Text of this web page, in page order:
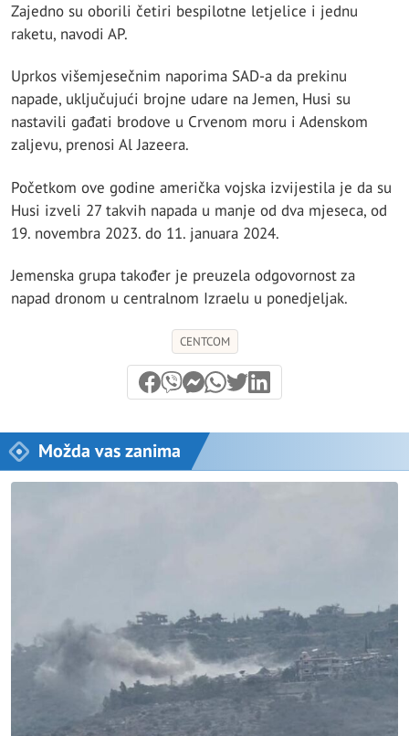
Zajedno su oborili četiri bespilotne letjelice i jednu
raketu, navodi AP.
Uprkos višemjesečnim naporima SAD-a da prekinu
napade, uključujući brojne udare na Jemen, Husi su
nastavili gađati brodove u Crvenom moru i Adenskom
zaljevu, prenosi Al Jazeera.
Početkom ove godine američka vojska izvijestila je da su
Husi izveli 27 takvih napada u manje od dva mjeseca, od
19. novembra 2023. do 11. januara 2024.
Jemenska grupa također je preuzela odgovornost za
napad dronom u centralnom Izraelu u ponedjeljak.
CENTCOM
Možda vas zanima